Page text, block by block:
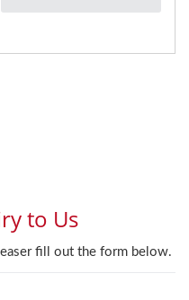
るサイズでカスタマイズ
処理、エンジニアリング